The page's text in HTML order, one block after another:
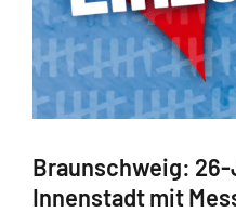
Braunschweig:
Innenstadt mit